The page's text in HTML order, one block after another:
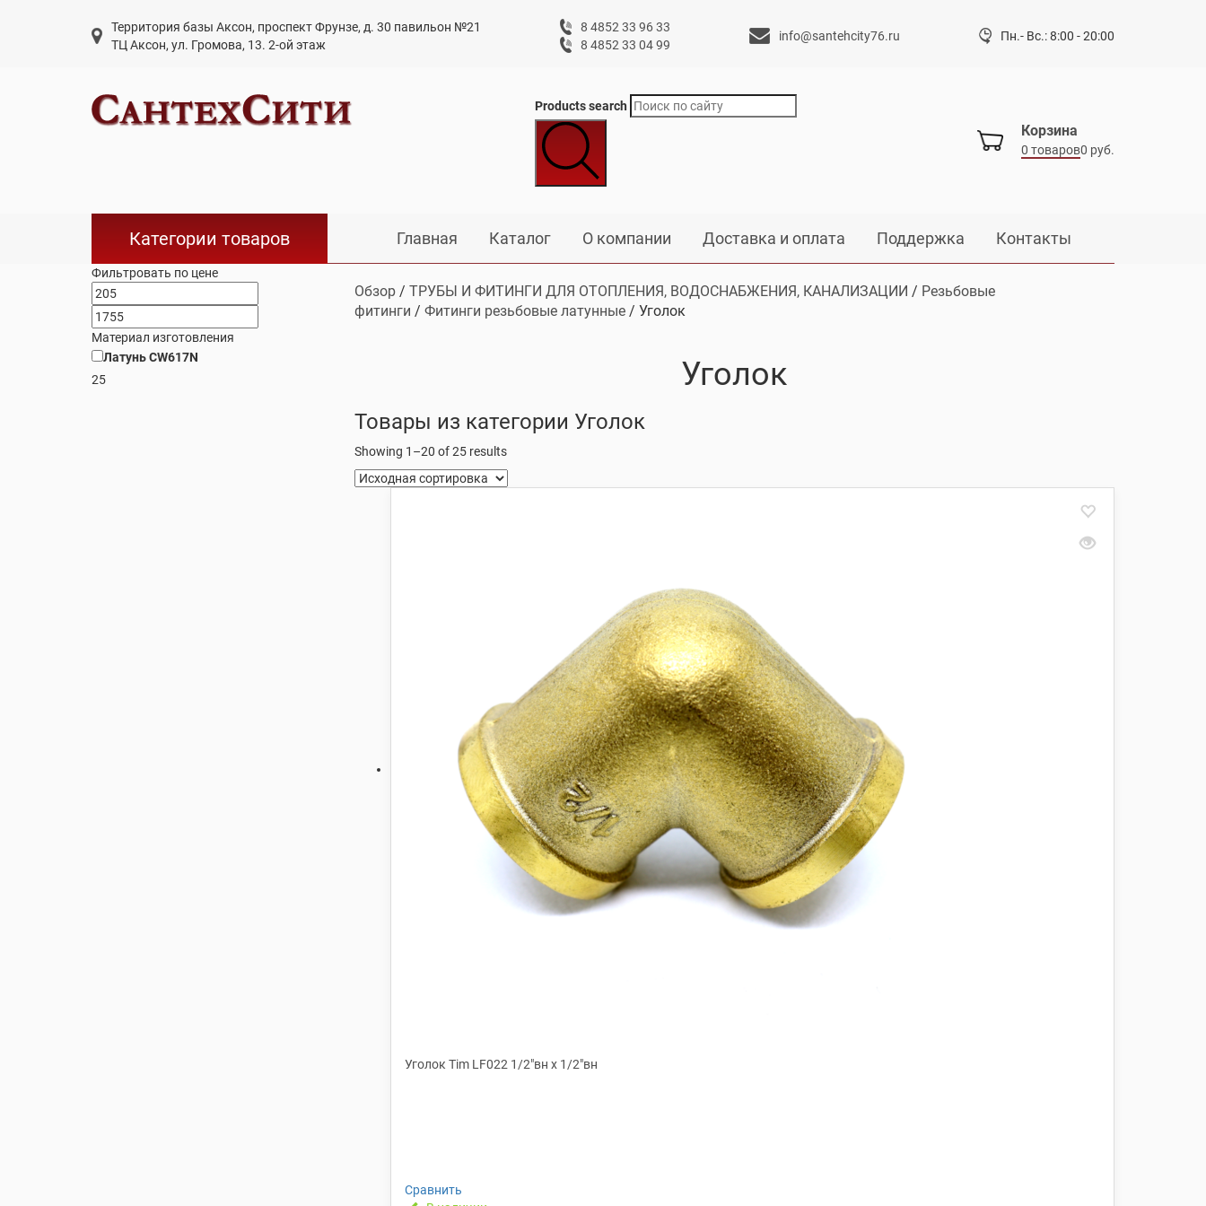
Территория базы Аксон, проспект Фрунзе, д. 30 павильон №21
ТЦ Аксон, ул. Громова, 13. 2-ой этаж
8 4852 33 96 33
8 4852 33 04 99
info@santehcity76.ru Пн.- Вс.: 8:00 - 20:00
Products search
Корзина
0 товаров0 руб.
Главная Каталог О компании Доставка и оплата Поддержка Контакты
Категории товаров
Фильтровать по цене
Материал изготовления
Латунь CW617N
25
Обзор/ ТРУБЫ И ФИТИНГИ ДЛЯ ОТОПЛЕНИЯ, ВОДОСНАБЖЕНИЯ, КАНАЛИЗАЦИИ / Резьбовые
фитинги / Фитинги резьбовые латунные/ Уголок
Уголок
Товары из категории Уголок
Showing 1–20 of 25 results
Уголок Tim LF022 1/2″вн х 1/2″вн
Сравнить